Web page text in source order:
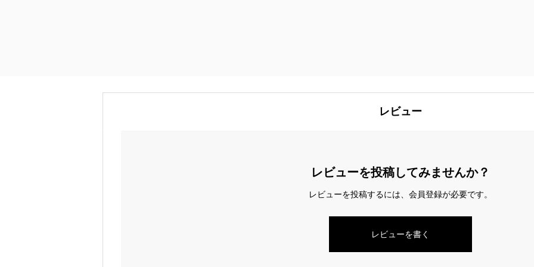
レビュー
レビューを投稿してみませんか？
レビューを投稿するには、会員登録が必要です。
レビューを書く